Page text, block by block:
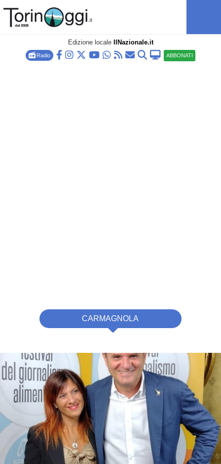
Edizione locale IlNazionale.it
Radio ABBONATI
CARMAGNOLA